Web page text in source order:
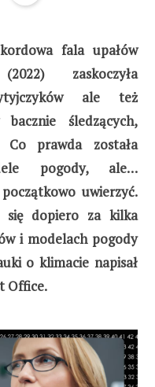
fala upałów
zaskoczyła
ale też
śledzących,
prawda została
pogody, ale…
uwierzyć.
się dopiero za kilka
i modelach pogody
o klimacie napisał
Office.